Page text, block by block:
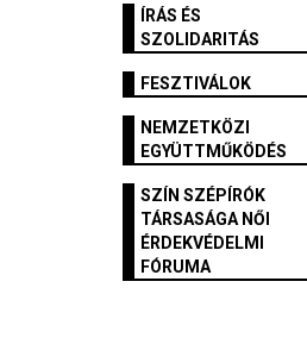
ÍRÁS ÉS
SZOLIDARITÁS
FESZTIVÁLOK
NEMZETKÖZI
EGYÜTTMŰKÖDÉS
SZÍN SZÉPÍRÓK
TÁRSASÁGA NŐI
ÉRDEKVÉDELMI
FÓRUMA